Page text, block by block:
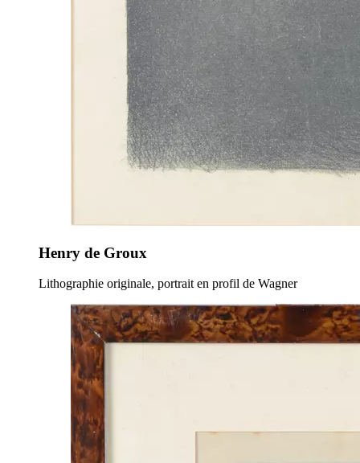
Henry de Groux
Lithographie originale, portrait en profil de Wagner